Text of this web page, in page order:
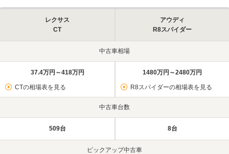
レクサス
CT
アウディ
R8スパイダー
中古車相場
37.4万円～418万円
CTの相場表を見る
1480万円～2480万円
R8スパイダーの相場表を見る
中古車台数
509台 8台
ピックアップ中古車